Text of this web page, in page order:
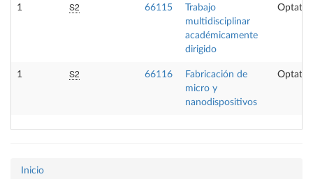
1 S2 66115
Trabajo
multidisciplinar
académicamente
dirigido
1 S2 66116
Fabricación de
micro y
nanodispositivos
Inicio